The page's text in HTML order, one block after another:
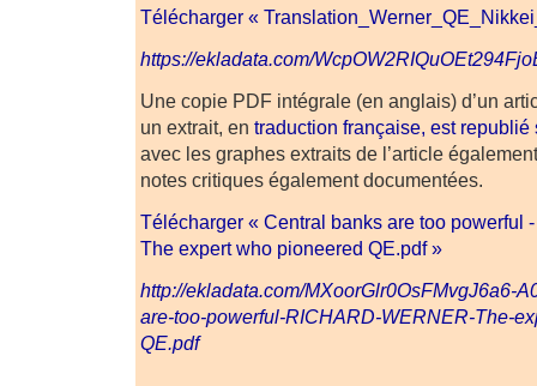
Télécharger «
https://ekladata.com/
Une copie PDF intégrale (en anglais) d’un
un extrait, en traduction française, est
avec les graphes extraits de l’article
notes critiques également documentées.
Télécharger « Central banks are too powerful
The expert who pioneered QE.pdf »
http://ekladata.com/MXoorGlr0OsFMvgJ6a6-
are-too-powerful-RICHARD-WERNER-The-
QE.pdf